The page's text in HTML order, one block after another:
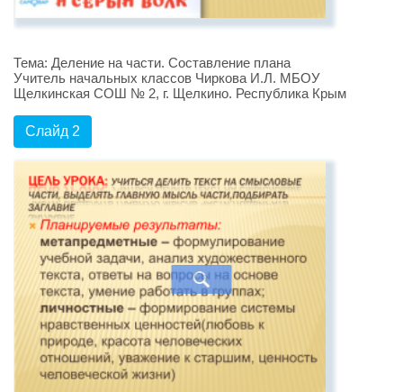
Тема: Деление на части. Составление плана
Учитель начальных классов Чиркова И.Л. МБОУ
Щелкинская СОШ № 2, г. Щелкино. Республика Крым
Слайд 2